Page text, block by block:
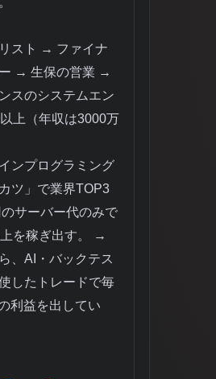
スト → ファイナ
→ 生保の営業 →
スのシステムエン
上（年収は3000万
ンプログラミング
ツ」で業界TOP3
サーバー代のみで
を稼ぎ出す。 →
、AI・バックテス
したトレードで毎
利益を出してい